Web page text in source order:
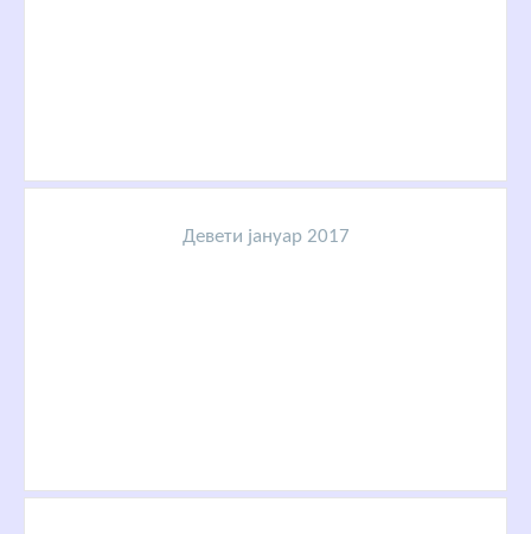
Девети јануар 2017